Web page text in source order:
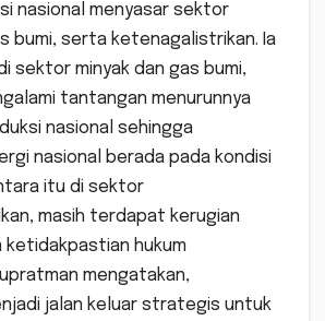
nasional menyasar sektor
bumi, serta ketenagalistrikan. Ia
sektor minyak dan gas bumi,
tantangan menurunnya
nasional sehingga
nasional berada pada kondisi
itu di sektor
masih terdapat kerugian
ketidakpastian hukum
mengatakan,
jalan keluar strategis untuk